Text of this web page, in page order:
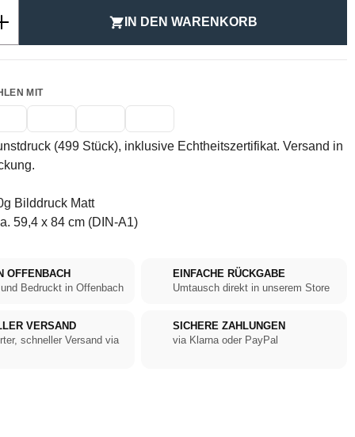
Anzahl: Gib den gewünschten Wert ein
IN DEN WARENKORB
MIT
(499 Stück), inklusive Echtheitszertifikat. Versand in
Bilddruck Matt
59,4 x 84 cm (DIN-A1)
OFFENBACH
Bedruckt in Offenbach
EINFACHE RÜCKGABE
Umtausch direkt in unserem Store
VERSAND
schneller Versand via
SICHERE ZAHLUNGEN
via Klarna oder PayPal